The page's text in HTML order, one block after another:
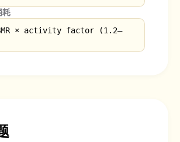
耗
× activity factor (1.2–